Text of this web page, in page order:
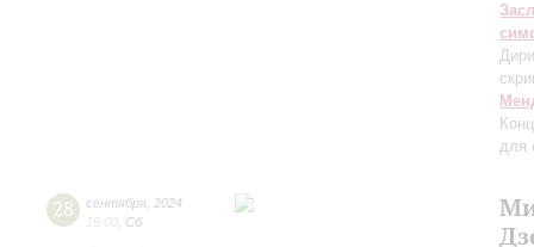
для
28 сентября 2024
19:00 Сб